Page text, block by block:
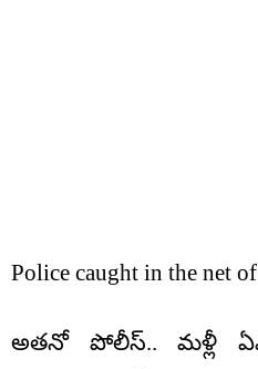
Police caught in the net
అతనో పోలీస్.. మళ్లీ